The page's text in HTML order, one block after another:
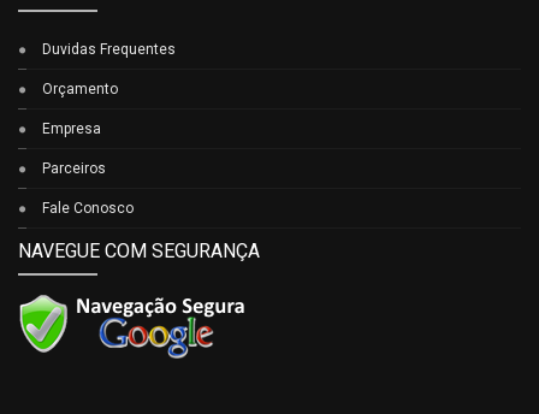
Duvidas Frequentes
Orçamento
Empresa
Parceiros
Fale Conosco
NAVEGUE COM SEGURANÇA